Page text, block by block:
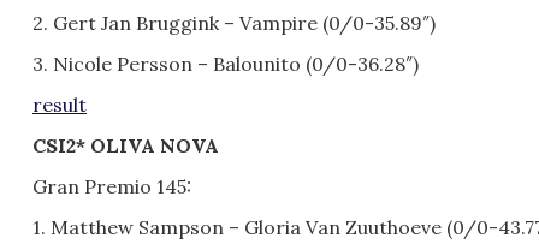
2. Gert Jan Bruggink – Vampire (0/0-35.89″)
3. Nicole Persson – Balounito (0/0-36.28″)
result
CSI2* OLIVA NOVA
Gran Premio 145:
1. Matthew Sampson – Gloria Van Zuuthoeve (0/0-